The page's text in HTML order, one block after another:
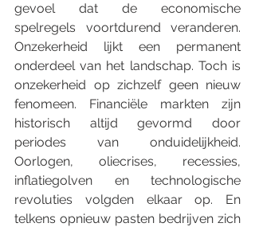
gevoel dat de economische
spelregels voortdurend veranderen.
Onzekerheid lijkt een permanent
onderdeel van het landschap. Toch is
onzekerheid op zichzelf geen nieuw
fenomeen. Financiële markten zijn
historisch altijd gevormd door
periodes van onduidelijkheid.
Oorlogen, oliecrises, recessies,
inflatiegolven en technologische
revoluties volgden elkaar op. En
telkens opnieuw pasten bedrijven zich